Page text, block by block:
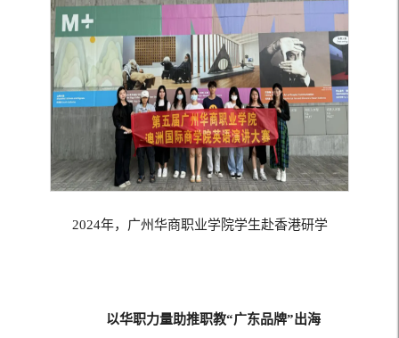
2024年，广州华商职业学院学生赴香港研学
以华职力量助推职教“广东品牌”出海